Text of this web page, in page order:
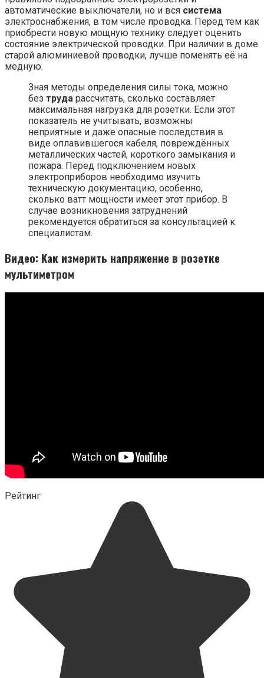
автоматические выключатели, но и вся система
электроснабжения, в том числе проводка. Перед тем как
приобрести новую мощную технику следует оценить
состояние электрической проводки. При наличии в доме
старой алюминиевой проводки, лучше поменять её на
медную.
Зная методы определения силы тока, можно
без труда рассчитать, сколько составляет
максимальная нагрузка для розетки. Если этот
показатель не учитывать, возможны
неприятные и даже опасные последствия в
виде оплавившегося кабеля, повреждённых
металлических частей, короткого замыкания и
пожара. Перед подключением новых
электроприборов необходимо изучить
техническую документацию, особенно,
сколько ватт мощности имеет этот прибор. В
случае возникновения затруднений
рекомендуется обратиться за консультацией к
специалистам.
Видео: Как измерить напряжение в розетке
мультиметром
Рейтинг